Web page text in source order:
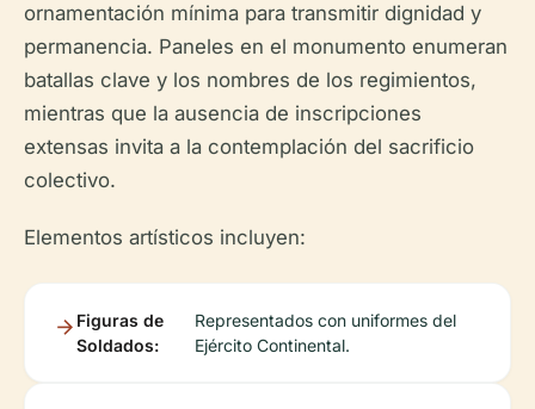
ornamentación mínima para transmitir dignidad y
permanencia. Paneles en el monumento enumeran
batallas clave y los nombres de los regimientos,
mientras que la ausencia de inscripciones
extensas invita a la contemplación del sacrificio
colectivo.
Elementos artísticos incluyen:
Figuras de
Soldados:
Representados con uniformes del
Ejército Continental.